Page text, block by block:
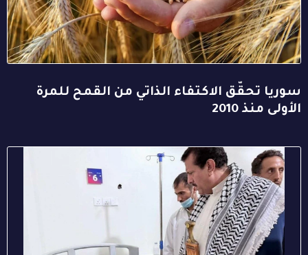
سوريا تحقّق الاكتفاء الذاتي من القمح للمرة
الأولى منذ 2010